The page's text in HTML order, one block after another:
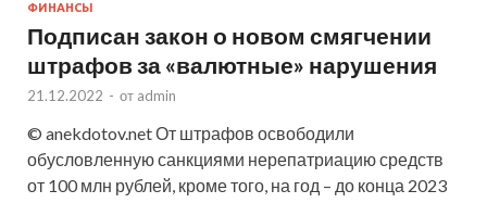
ФИНАНСЫ
Подписан закон о новом смягчении
штрафов за «валютные» нарушения
21.12.2022 - от admin
© anekdotov.net От штрафов освободили
обусловленную санкциями нерепатриацию средств
от 100 млн рублей, кроме того, на год – до конца 2023